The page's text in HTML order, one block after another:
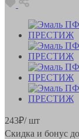
243₽/ шт
Скидка и бонус до